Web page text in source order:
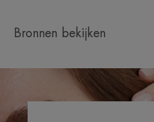
*Patent aangevraagd.
Bronnen bekijken